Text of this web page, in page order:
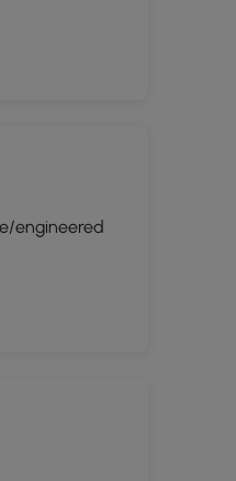
engineered